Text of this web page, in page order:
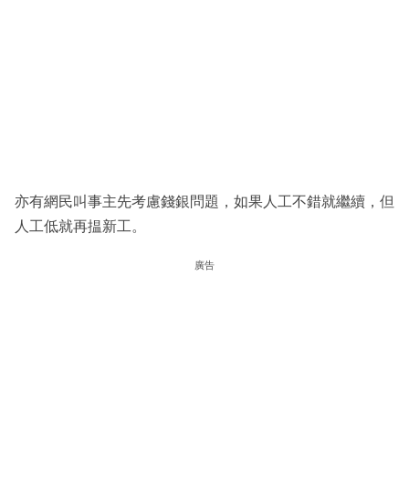
亦有網民叫事主先考慮錢銀問題，如果人工不錯就繼續，但
人工低就再揾新工。
廣告